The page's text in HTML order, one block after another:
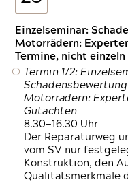
Einzelseminar:
Motorrädern:
Termine, nicht
Termin 1/2:
Motorrädern:
Gutachten
8.30—16.30 Uhr
Der Reparaturweg
vom SV nur
Konstruktion, den
Qualitätsmerkmale